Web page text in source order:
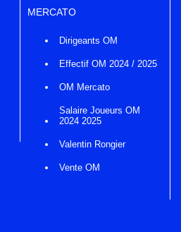
MERCATO
Dirigeants OM
Effectif OM 2024 / 2025
OM Mercato
Salaire Joueurs OM
2024 2025
Valentin Rongier
Vente OM